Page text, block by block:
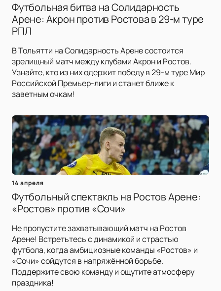
Футбольная битва на Солидарность
Арене: Акрон против Ростова в 29-м туре
РПЛ
В Тольятти на Солидарность Арене состоится
зрелищный матч между клубами Акрон и Ростов.
Узнайте, кто из них одержит победу в 29-м туре Мир
Российской Премьер-лиги и станет ближе к
заветным очкам!
14 апреля
Футбольный спектакль на Ростов Арене:
«Ростов» против «Сочи»
Не пропустите захватывающий матч на Ростов
Арене! Встретьтесь с динамикой и страстью
футбола, когда амбициозные команды «Ростов» и
«Сочи» сойдутся в напряжённой борьбе.
Поддержите свою команду и ощутите атмосферу
праздника!